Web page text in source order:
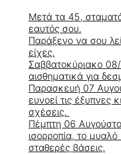
Μετά τα 45,
εαυτός σου.
Παράξενο να σου
είχες.
Σαββατοκύριακο
αισθηματικά για
Παρασκευή 07
ευνοεί τις έξυπνες
σχέσεις.
Πέμπτη 06
ισορροπία, το
σταθερές βάσεις.